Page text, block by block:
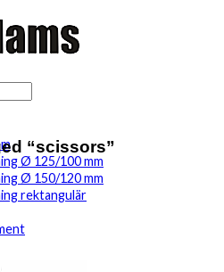
Ø 125/100 mm
Ø 150/120 mm
rektangulär
“scissors”